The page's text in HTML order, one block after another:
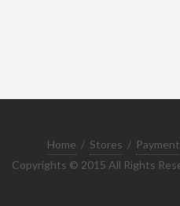
Home / Stores / Payment
Copyrights © 2015 All Rights